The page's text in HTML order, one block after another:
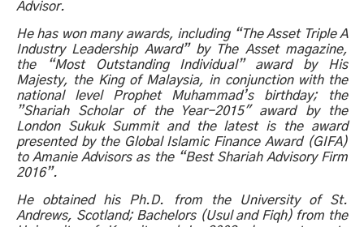
Advisor.
He has won many awards, including “The Asset Triple A
Industry Leadership Award” by The Asset magazine,
the “Most Outstanding Individual” award by His
Majesty, the King of Malaysia, in conjunction with the
national level Prophet Muhammad’s birthday; the
”Shariah Scholar of the Year-2015″ award by the
London Sukuk Summit and the latest is the award
presented by the Global Islamic Finance Award (GIFA)
to Amanie Advisors as the “Best Shariah Advisory Firm
2016”.
He obtained his Ph.D. from the University of St.
Andrews, Scotland; Bachelors (Usul and Fiqh) from the